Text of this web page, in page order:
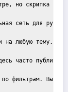
но скрипка не
сеть для
на любую тему.
часто
фильтрам. Вы